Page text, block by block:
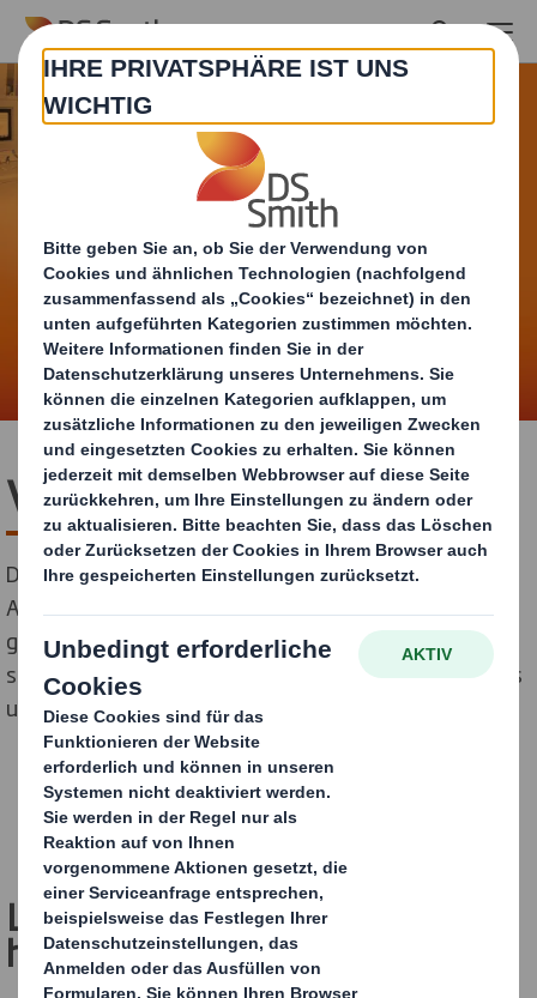
Skip to main content
Vertrieb/Sales
Du bist bereits im Sales, Vertrieb, Internal Sales oder
Account Management tätig oder hast einfach nur Lust
genau in diesem Bereich Deine berufliche Zukunft zu
starten? Dann komm zu DS Smith und gestalte mit uns
und unseren Produkten eine nachhaltige Zukunft.
FINDE HIER DEINEN NEUEN JOB
Lebe einen Job, der Spuren
hinterlässt!